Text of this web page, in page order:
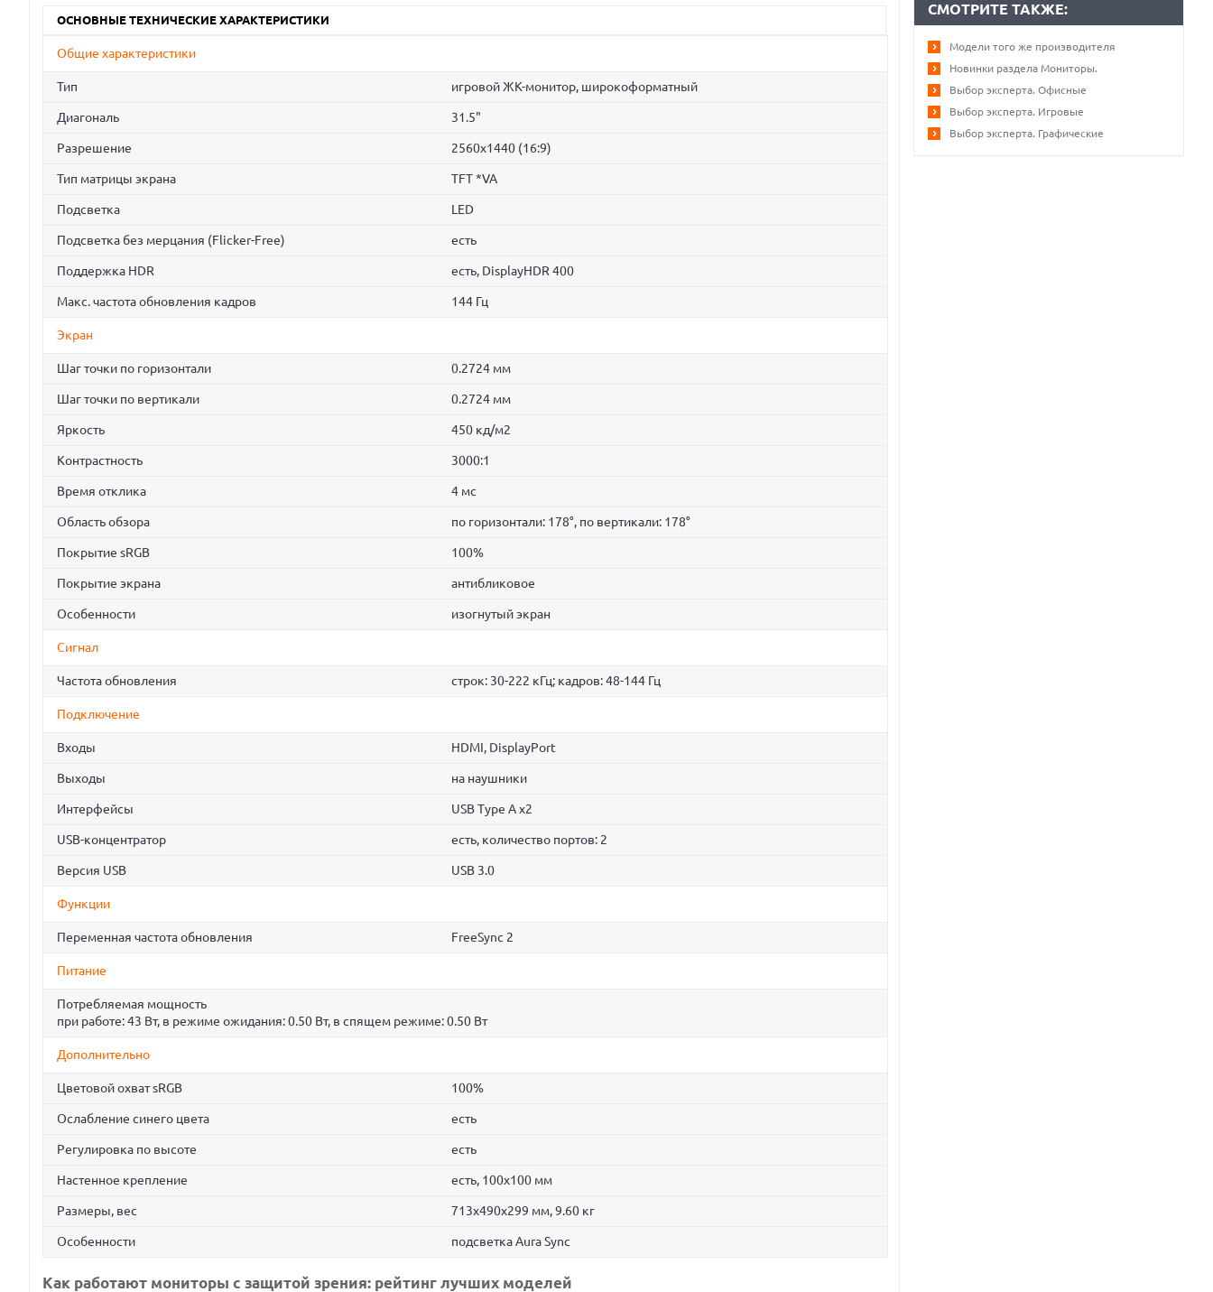
ОСНОВНЫЕ ТЕХНИЧЕСКИЕ ХАРАКТЕРИСТИКИ
Общие характеристики
Тип игровой ЖК-монитор, широкоформатный
Диагональ 31.5"
Разрешение 2560x1440 (16:9)
Тип матрицы экрана TFT *VA
Подсветка LED
Подсветка без мерцания (Flicker-Free) есть
Поддержка HDR есть, DisplayHDR 400
Макс. частота обновления кадров 144 Гц
Экран
Шаг точки по горизонтали 0.2724 мм
Шаг точки по вертикали 0.2724 мм
Яркость 450 кд/м2
Контрастность 3000:1
Время отклика 4 мс
Область обзора по горизонтали: 178°, по вертикали: 178°
Покрытие sRGB 100%
Покрытие экрана антибликовое
Особенности изогнутый экран
Сигнал
Частота обновления строк: 30-222 кГц; кадров: 48-144 Гц
Подключение
Входы HDMI, DisplayPort
Выходы на наушники
Интерфейсы USB Type A x2
USB-концентратор есть, количество портов: 2
Версия USB USB 3.0
Функции
Переменная частота обновления FreeSync 2
Питание
Потребляемая мощность
при работе: 43 Вт, в режиме ожидания: 0.50 Вт, в спящем режиме: 0.50 Вт
Дополнительно
Цветовой охват sRGB 100%
Ослабление синего цвета есть
Регулировка по высоте есть
Настенное крепление есть, 100x100 мм
Размеры, вес 713x490x299 мм, 9.60 кг
Особенности подсветка Aura Sync
Как работают мониторы с защитой зрения: рейтинг лучших моделей
СМОТРИТЕ ТАКЖЕ:
Модели того же производителя
Новинки раздела Мониторы.
Выбор эксперта. Офисные
Выбор эксперта. Игровые
Выбор эксперта. Графические